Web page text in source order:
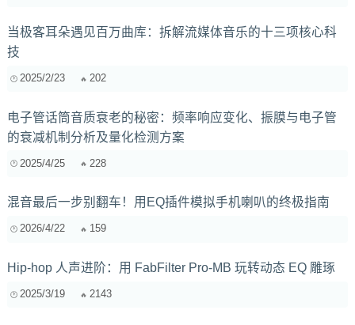
当极客耳朵遇见百万曲库：拆解流媒体音乐的十三项核心科
技
2025/2/23 202
电子管话筒音质衰老的秘密：频率响应变化、振膜与电子管
的衰减机制分析及量化检测方案
2025/4/25 228
混音最后一步别翻车！用EQ插件模拟手机喇叭的终极指南
2026/4/22 159
Hip-hop 人声进阶：用 FabFilter Pro-MB 玩转动态 EQ 雕琢
2025/3/19 2143